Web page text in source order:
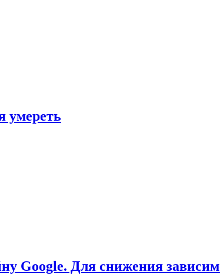
умереть
Google. Для снижения